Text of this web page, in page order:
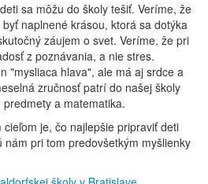
sa môžu do školy tešiť. Veríme, že
naplnené krásou, ktorá sa dotýka
záujem o svet. Veríme, že pri
z poznávania, a nie stres.
"mysliaca hlava", ale má aj srdce a
zručnosť patrí do našej školy
a matematika.
je, čo najlepšie pripraviť deti
nám pri tom predovšetkým myšlienky